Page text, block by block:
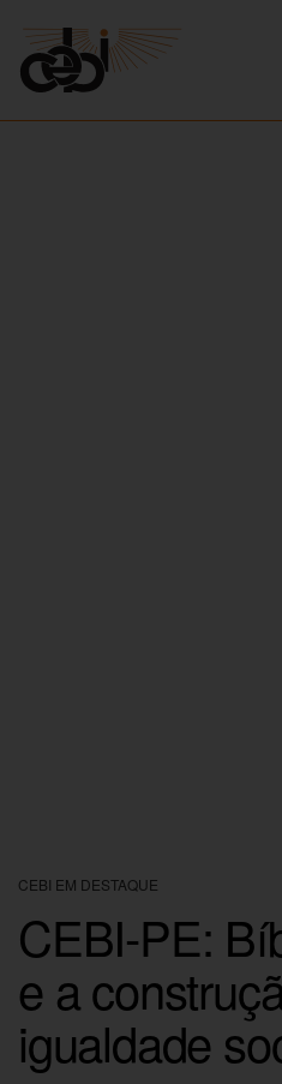
CEBI EM DESTAQUE
CEBI-PE:
e a
igualdade